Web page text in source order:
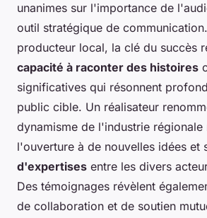
unanimes sur l'importance de
outil stratégique de
producteur local, la clé du succès
capacité à raconter des histoires
significatives qui résonnent
public cible. Un réalisateur
dynamisme de l'industrie régionale
l'ouverture à de nouvelles idées et
d'expertises entre les divers
Des témoignages révèlent
de collaboration et de soutien